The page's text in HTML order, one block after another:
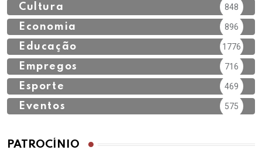
Cultura 848
Economia 896
Educação 1776
Empregos 716
Esporte 469
Eventos 575
PATROCÍNIO